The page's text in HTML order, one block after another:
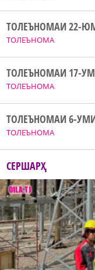
ТОЛЕЪНОМА
ТОЛЕЪНОМАИ 22-
ТОЛЕЪНОМА
ТОЛЕЪНОМАИ 17-
ТОЛЕЪНОМА
ТОЛЕЪНОМАИ 6-УМИ
СЕРШАРҲ